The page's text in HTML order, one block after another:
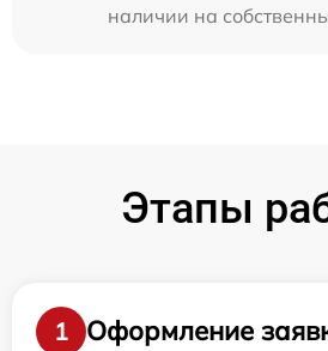
наличии на
Этапы
1
Оформление